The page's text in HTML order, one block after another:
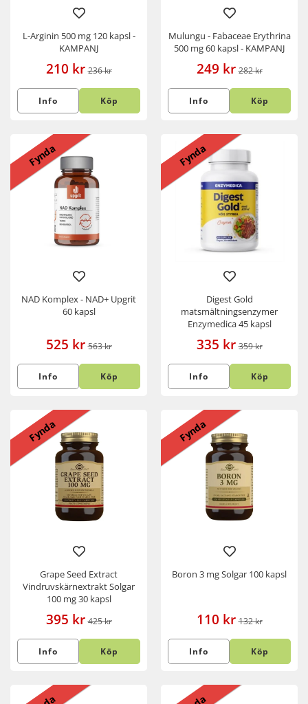
L-Arginin 500 mg 120 kapsl -
KAMPANJ
210 kr 236 kr
Info Köp
Mulungu - Fabaceae Erythrina
500 mg 60 kapsl - KAMPANJ
249 kr 282 kr
Info Köp
Fynda
NAD Komplex - NAD+ Upgrit
60 kapsl
525 kr 563 kr
Info Köp
Fynda
Digest Gold
matsmältningsenzymer
Enzymedica 45 kapsl
335 kr 359 kr
Info Köp
Fynda
Grape Seed Extract
Vindruvskärnextrakt Solgar
100 mg 30 kapsl
395 kr 425 kr
Info Köp
Fynda
Boron 3 mg Solgar 100 kapsl
110 kr 132 kr
Info Köp